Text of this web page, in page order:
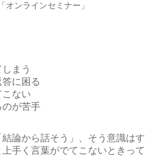
ンラインセミナー」
まう
答に困る
こない
のが苦手
結論から話そう」、そう意識はす
手く言葉がでてこないときって